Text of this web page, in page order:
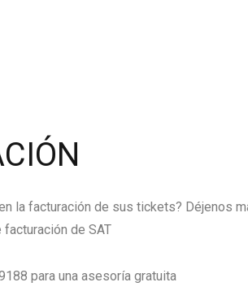
la facturación de sus tickets? Déjenos
de SAT
para una asesoría gratuita